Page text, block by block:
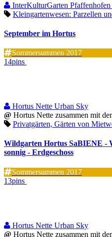
InterKulturGarten
Kleingartenwesen: Parzellen
September im Hortus
Sommersummen 2017
14pins
Hortus Nette Urban Sky
@ Hortus Nette zusammen mit
Privatgärten, Gärten von
Wildgarten Hortus SaBIENE -
sonnig - Erdgeschoss
Sommersummen 2017
13pins
Hortus Nette Urban Sky
@ Hortus Nette zusammen mit